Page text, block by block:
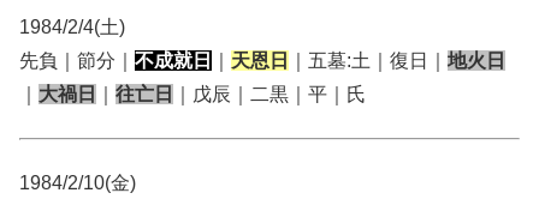
1984/2/4(土)
先負｜節分｜ 不成就日 天恩日 ｜五墓:土｜復日｜ 地火日
大禍日 往亡日 ｜戊辰｜二黒｜平｜氏
1984/2/10(金)